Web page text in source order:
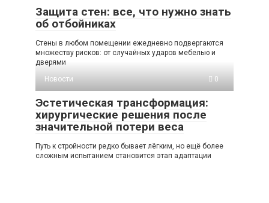
Защита стен: все, что нужно знать
об отбойниках
Стены в любом помещении ежедневно подвергаются
множеству рисков: от случайных ударов мебелью и
дверями
Новости
0
Эстетическая трансформация:
хирургические решения после
значительной потери веса
Путь к стройности редко бывает лёгким, но ещё более
сложным испытанием становится этап адаптации